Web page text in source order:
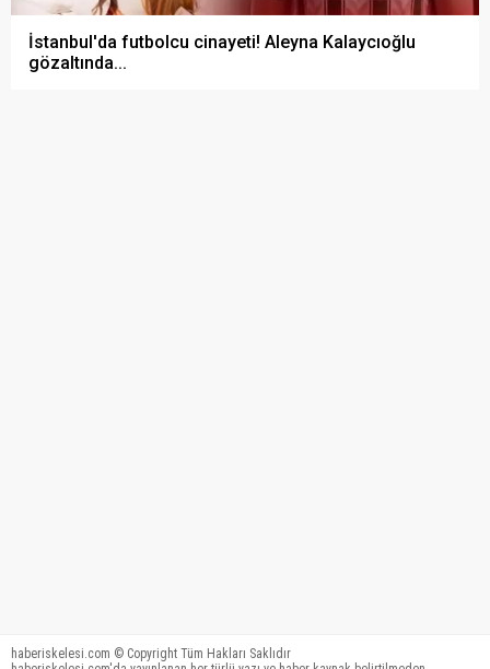
İstanbul'da futbolcu cinayeti! Aleyna Kalaycıoğlu
gözaltında...
haberiskelesi.com © Copyright Tüm Hakları Saklıdır